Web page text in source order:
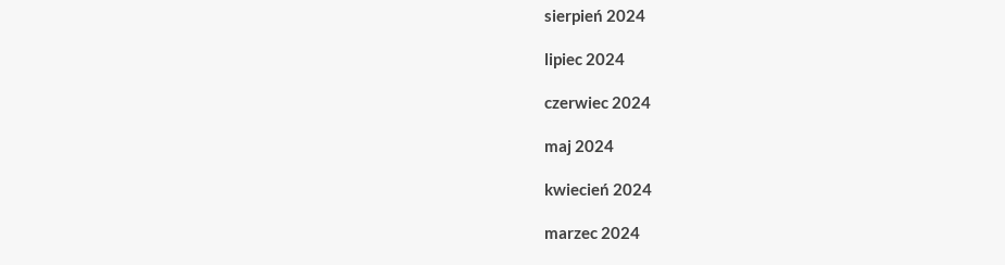
sierpień 2024
lipiec 2024
czerwiec 2024
maj 2024
kwiecień 2024
marzec 2024